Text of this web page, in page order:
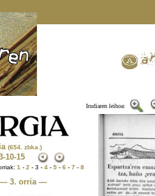
Irudiaren leihoa:
(654. zbka.)
-10-15
1 - 2 - 3 - 4 - 5 - 6 - 7 - 8
— 3. orria —